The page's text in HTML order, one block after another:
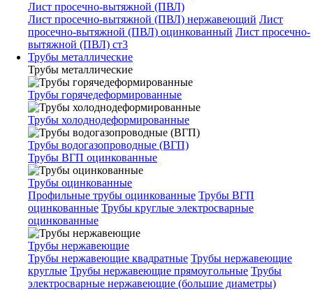
Лист просечно-вытяжной (ПВЛ)
Лист просечно-вытяжной (ПВЛ) нержавеющий Лист
просечно-вытяжной (ПВЛ) оцинкованный Лист просечно-
вытяжной (ПВЛ) ст3
Трубы металлические
Трубы металлические
Трубы горячедеформированные
Трубы холоднодеформированные
Трубы водогазопроводные (ВГП)
Трубы ВГП оцинкованные
Трубы оцинкованные
Профильные трубы оцинкованные Трубы ВГП
оцинкованные Трубы круглые электросварные
оцинкованные
Трубы нержавеющие
Трубы нержавеющие квадратные Трубы нержавеющие
круглые Трубы нержавеющие прямоугольные Трубы
электросварные нержавеющие (большие диаметры)